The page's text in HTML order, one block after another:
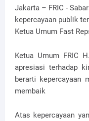
Jakarta – FRIC -
kepercayaan publik
Ketua Umum Fast
Ketua Umum FRIC
apresiasi terhadap
berarti kepercayaan
membaik
Atas kepercayaan